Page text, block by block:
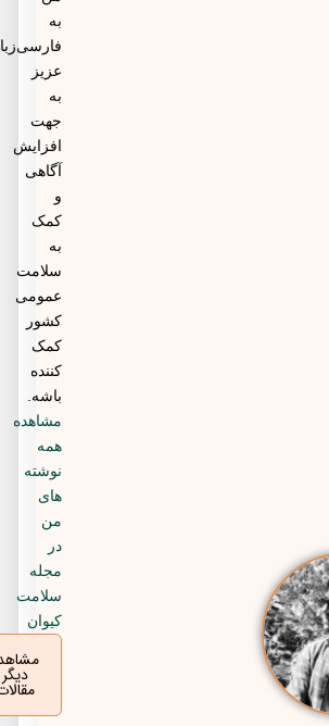
فارسی‌زبانان
افزایش
آگاهی
سلامت
عمومی
کشور
باشه.
مشاهده
نوشته
سلامت
کیوان
مشاهده
مقالات